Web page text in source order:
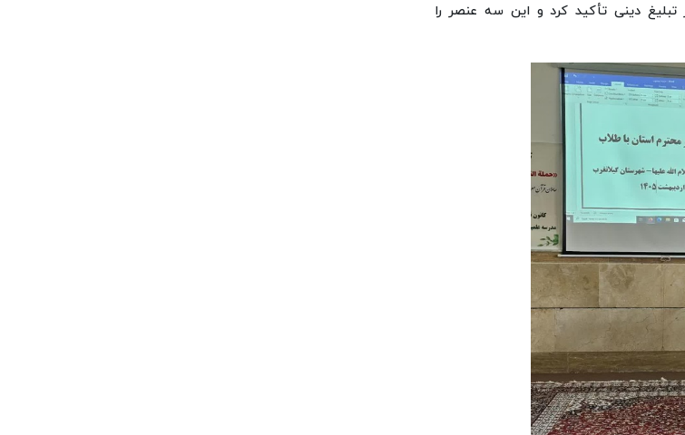
دینی تأکید کرد و این سه عنصر را